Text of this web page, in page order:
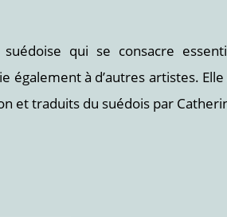
qui se consacre
également à d’autres artistes.
et traduits du suédois par